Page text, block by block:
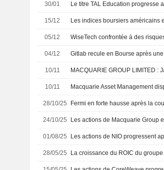
30/01
15/12 Les indices boursiers américains
05/12 WiseTech confrontée à des
04/12 Gitlab recule en Bourse après
10/11
10/11
28/10/25 Fermi en forte hausse après la
24/10/25
01/08/25
28/05/25